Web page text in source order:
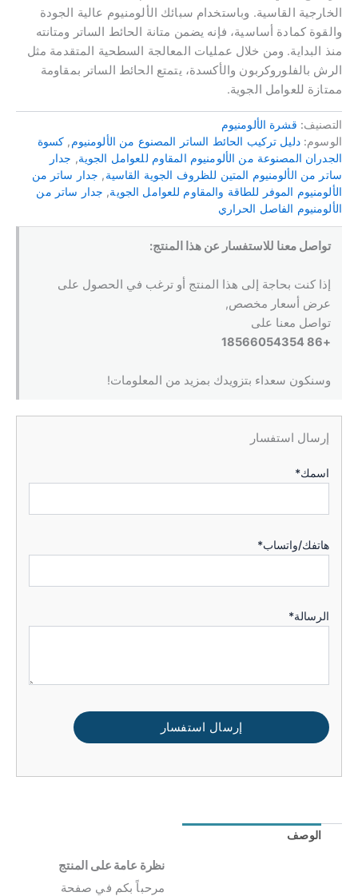
الخارجية القاسية. وباستخدام سبائك الألومنيوم عالية الجودة
والقوة كمادة أساسية، فإنه يضمن متانة الحائط الساتر ومتانته
منذ البداية. ومن خلال عمليات المعالجة السطحية المتقدمة مثل
الرش بالفلوروكربون والأكسدة، يتمتع الحائط الساتر بمقاومة
ممتازة للعوامل الجوية.
التصنيف: قشرة الألومنيوم
الوسوم:دليل تركيب الحائط الساتر المصنوع من الألومنيوم, كسوة
الجدران المصنوعة من الألومنيوم المقاوم للعوامل الجوية, جدار
ساتر من الألومنيوم المتين للظروف الجوية القاسية, جدار ساتر من
الألومنيوم الموفر للطاقة والمقاوم للعوامل الجوية, جدار ساتر من
الألومنيوم الفاصل الحراري
تواصل معنا للاستفسار عن هذا المنتج:
إذا كنت بحاجة إلى هذا المنتج أو ترغب في الحصول على
عرض أسعار مخصص,
تواصل معنا على
+86 18566054354
وسنكون سعداء بتزويدك بمزيد من المعلومات!
إرسال استفسار
اسمك*
هاتفك/واتساب*
الرسالة*
إرسال استفسار
الوصف
نظرة عامة على المنتج
مرحباً بكم في صفحة